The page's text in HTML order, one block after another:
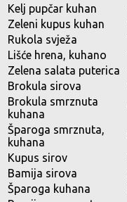
Kelj pupčar kuhan
Zeleni kupus kuhan
Rukola svježa
Lišće hrena, kuhano
Zelena salata puterica
Brokula sirova
Brokula smrznuta
kuhana
Šparoga smrznuta,
kuhana
Kupus sirov
Bamija sirova
Šparoga kuhana